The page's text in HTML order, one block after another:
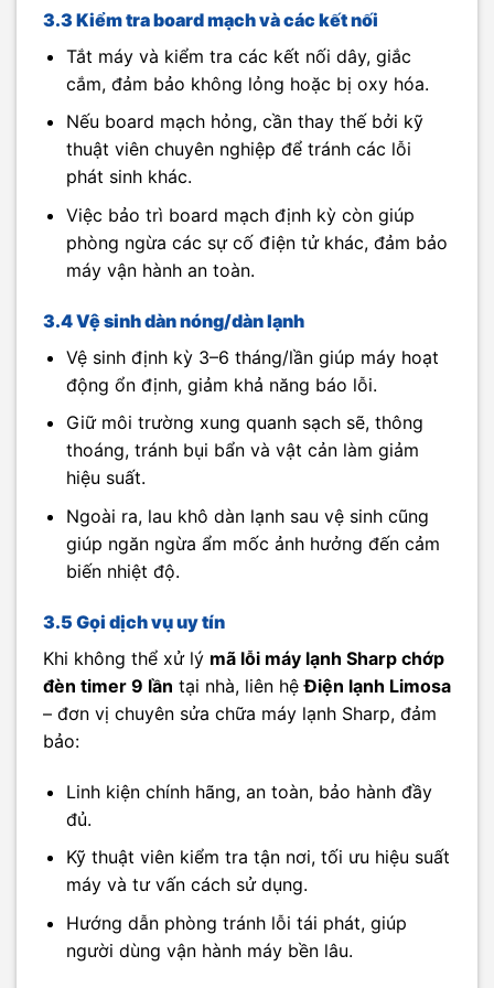
3.3 Kiểm tra board mạch và các kết nối
Tắt máy và kiểm tra các kết nối dây, giắc
cắm, đảm bảo không lỏng hoặc bị oxy hóa.
Nếu board mạch hỏng, cần thay thế bởi kỹ
thuật viên chuyên nghiệp để tránh các lỗi
phát sinh khác.
Việc bảo trì board mạch định kỳ còn giúp
phòng ngừa các sự cố điện tử khác, đảm bảo
máy vận hành an toàn.
3.4 Vệ sinh dàn nóng/dàn lạnh
Vệ sinh định kỳ 3–6 tháng/lần giúp máy hoạt
động ổn định, giảm khả năng báo lỗi.
Giữ môi trường xung quanh sạch sẽ, thông
thoáng, tránh bụi bẩn và vật cản làm giảm
hiệu suất.
Ngoài ra, lau khô dàn lạnh sau vệ sinh cũng
giúp ngăn ngừa ẩm mốc ảnh hưởng đến cảm
biến nhiệt độ.
3.5 Gọi dịch vụ uy tín
Khi không thể xử lý mã lỗi máy lạnh Sharp chớp
đèn timer 9 lần tại nhà, liên hệĐiện lạnh Limosa
– đơn vị chuyên sửa chữa máy lạnh Sharp, đảm
bảo:
Linh kiện chính hãng, an toàn, bảo hành đầy
đủ.
Kỹ thuật viên kiểm tra tận nơi, tối ưu hiệu suất
máy và tư vấn cách sử dụng.
Hướng dẫn phòng tránh lỗi tái phát, giúp
người dùng vận hành máy bền lâu.